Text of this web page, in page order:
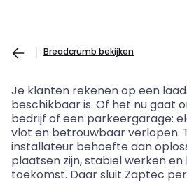
Breadcrumb bekijken
Je klanten rekenenop een
beschikbaaris. Of het nugaat
bedrijf of een parkeergarage:
vlot en betrouwbaarverlopen.
installateur behoefte aan
plaatsen zijn,stabielwerkenen
toekomst. Daar sluit Zaptec